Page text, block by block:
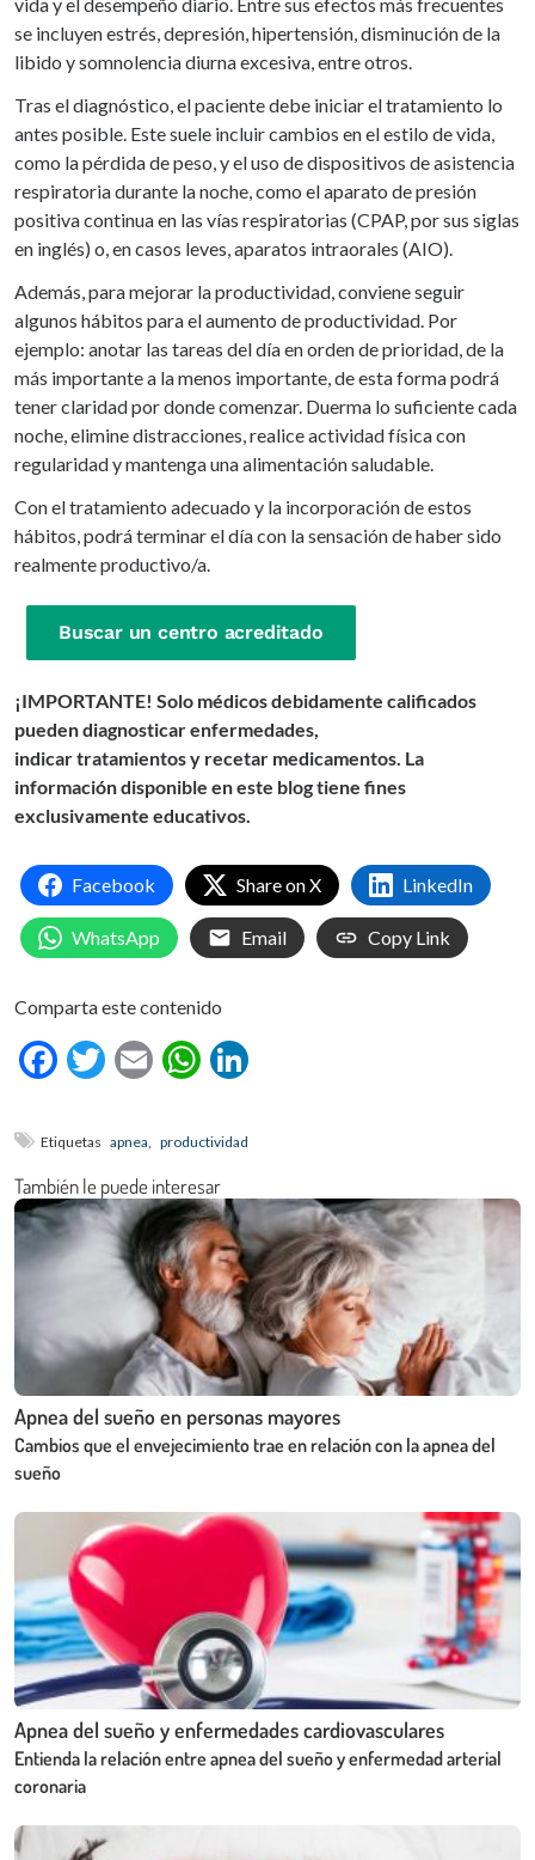
se incluyen estrés, depresión, hipertensión, disminución de la
libido y somnolencia diurna excesiva, entre otros.
Tras el diagnóstico, el paciente debe iniciar el tratamiento lo
antes posible. Este suele incluir cambios en el estilo de vida,
como la pérdida de peso, y el uso de dispositivos de asistencia
respiratoria durante la noche, como el aparato de presión
positiva continua en las vías respiratorias (CPAP, por sus siglas
en inglés) o, en casos leves, aparatos intraorales (AIO).
Además, para mejorar la productividad, conviene seguir
algunos hábitos para el aumento de productividad. Por
ejemplo: anotar las tareas del día en orden de prioridad, de la
más importante a la menos importante, de esta forma podrá
tener claridad por donde comenzar. Duerma lo suficiente cada
noche, elimine distracciones, realice actividad física con
regularidad y mantenga una alimentación saludable.
Con el tratamiento adecuado y la incorporación de estos
hábitos, podrá terminar el día con la sensación de haber sido
realmente productivo/a.
Buscar un centro acreditado
¡IMPORTANTE! Solo médicos debidamente calificados
pueden diagnosticar enfermedades,
indicar tratamientos y recetar medicamentos. La
información disponible en este blog tiene fines
exclusivamente educativos.
Facebook Share on X LinkedIn
WhatsApp Email Copy Link
Comparta este contenido
Facebook
Twitter
EmailWhatsApp
Etiquetas apnea productividad
También le puede interesar
Apnea del sueño en personas mayores
Cambios que el envejecimiento trae en relación con la apnea del
sueño
Apnea del sueño y enfermedades cardiovasculares
Entienda la relación entre apnea del sueño y enfermedad arterial
coronaria